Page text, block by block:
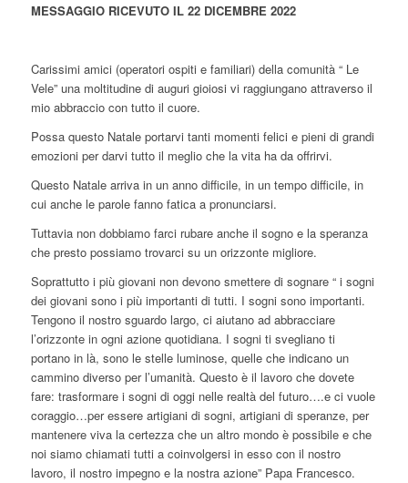
MESSAGGIO RICEVUTO IL 22 DICEMBRE 2022
Carissimi amici (operatori ospiti e familiari) della comunità “ Le
Vele” una moltitudine di auguri gioiosi vi raggiungano attraverso il
mio abbraccio con tutto il cuore.
Possa questo Natale portarvi tanti momenti felici e pieni di grandi
emozioni per darvi tutto il meglio che la vita ha da offrirvi.
Questo Natale arriva in un anno difficile, in un tempo difficile, in
cui anche le parole fanno fatica a pronunciarsi.
Tuttavia non dobbiamo farci rubare anche il sogno e la speranza
che presto possiamo trovarci su un orizzonte migliore.
Soprattutto i più giovani non devono smettere di sognare “ i sogni
dei giovani sono i più importanti di tutti. I sogni sono importanti.
Tengono il nostro sguardo largo, ci aiutano ad abbracciare
l’orizzonte in ogni azione quotidiana. I sogni ti svegliano ti
portano in là, sono le stelle luminose, quelle che indicano un
cammino diverso per l’umanità. Questo è il lavoro che dovete
fare: trasformare i sogni di oggi nelle realtà del futuro….e ci vuole
coraggio…per essere artigiani di sogni, artigiani di speranze, per
mantenere viva la certezza che un altro mondo è possibile e che
noi siamo chiamati tutti a coinvolgersi in esso con il nostro
lavoro, il nostro impegno e la nostra azione” Papa Francesco.